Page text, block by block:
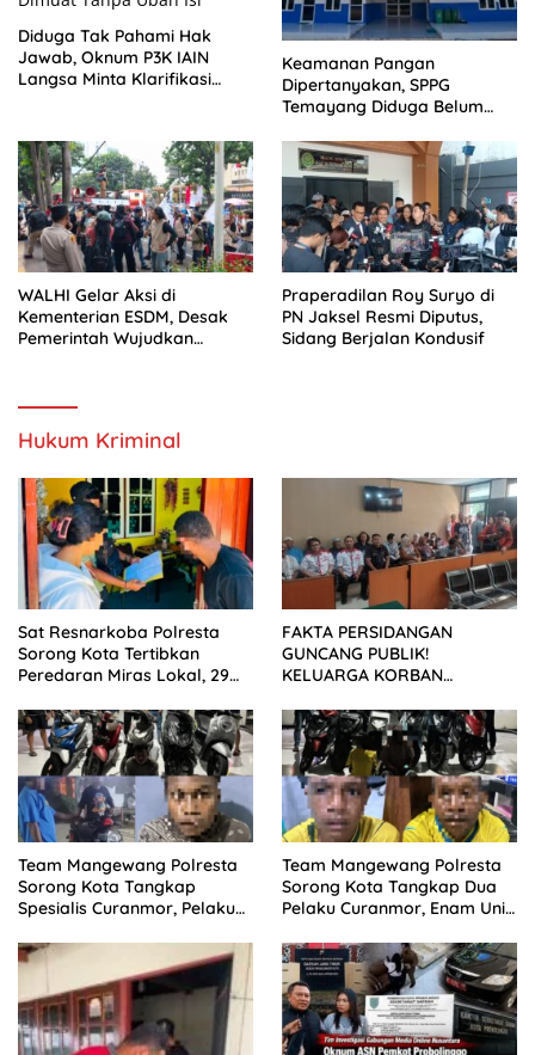
Diduga Tak Pahami Hak
Jawab, Oknum P3K IAIN
Langsa Minta Klarifikasi
Keamanan Pangan
Dipertanyakan, SPPG
Temayang Diduga Belum
WALHI Gelar Aksi di
Kementerian ESDM, Desak
Pemerintah Wujudkan
Praperadilan Roy Suryo di
PN Jaksel Resmi Diputus,
Sidang Berjalan Kondusif
Hukum Kriminal
Sat Resnarkoba Polresta
Sorong Kota Tertibkan
Peredaran Miras Lokal, 29
FAKTA PERSIDANGAN
GUNCANG PUBLIK!
KELUARGA KORBAN
SETELAH SIDANG TUNTUTAN
DITUNDA
Team Mangewang Polresta
Sorong Kota Tangkap
Spesialis Curanmor, Pelaku
Team Mangewang Polresta
Sorong Kota Tangkap Dua
Pelaku Curanmor, Enam Unit